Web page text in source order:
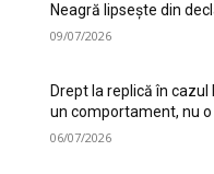
Neagră lipsește din
09/07/2026
Drept la replică în
un comportament, nu
06/07/2026